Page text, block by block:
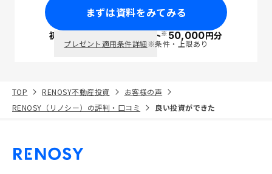
まずは資料をみてみる
初回面談で ポイント※50,000円分
プレゼント適用条件詳細※条件・上限あり
TOP RENOSY不動産投資
お客様の声
RENOSY（リノシー）の評判・口コミ
良い投資ができた